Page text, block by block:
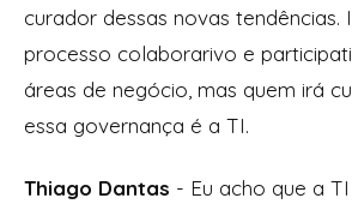
curador dessas novas tendências.
processo colaborarivo e
áreas de negócio, mas quem irá
essa governança é a TI.
Thiago Dantas - Eu acho que a